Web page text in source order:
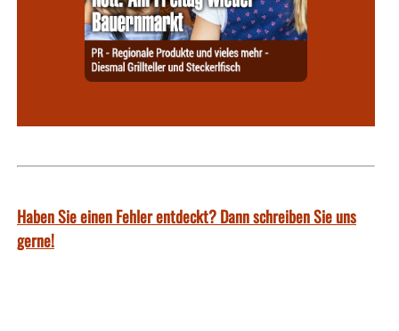
Haben Sie einen Fehler entdeckt? Dann schreiben Sie uns
gerne!